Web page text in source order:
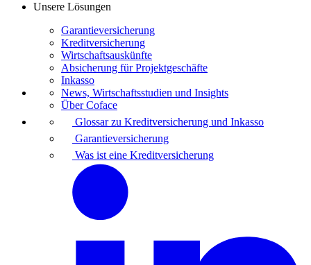
Unsere Lösungen
Garantieversicherung
Kreditversicherung
Wirtschaftsauskünfte
Absicherung für Projektgeschäfte
Inkasso
News, Wirtschaftsstudien und Insights
Über Coface
Glossar zu Kreditversicherung und Inkasso
Garantieversicherung
Was ist eine Kreditversicherung